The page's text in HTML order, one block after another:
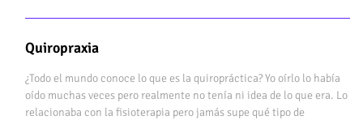
Quiropraxia
¿Todo el mundo conoce lo que es la quiropráctica? Yo oírlo lo había
oído muchas veces pero realmente no tenía ni idea de lo que era. Lo
relacionaba con la fisioterapia pero jamás supe qué tipo de